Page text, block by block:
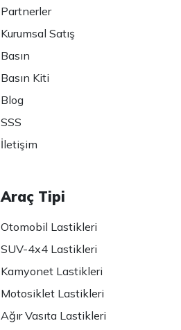
Partnerler
Kurumsal Satış
Basın
Basın Kiti
Blog
SSS
İletişim
Araç Tipi
Otomobil Lastikleri
SUV-4x4 Lastikleri
Kamyonet Lastikleri
Motosiklet Lastikleri
Ağır Vasıta Lastikleri